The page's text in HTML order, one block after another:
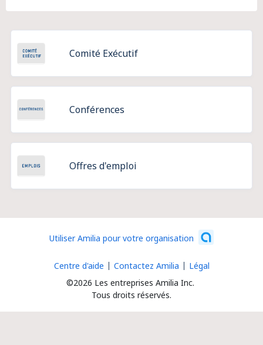
Comité Exécutif
Conférences
Offres d'emploi
Utiliser Amilia pour votre organisation
©2026 Les entreprises Amilia Inc.
Tous droits réservés.
Centre d'aide Contactez Amilia Légal